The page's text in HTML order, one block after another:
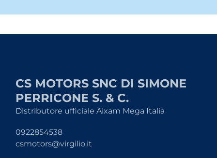
CS MOTORS SNC DI SIMONE
PERRICONE S. & C.
Distributore ufficiale Aixam Mega Italia
0922854538
csmotors@virgilio.it